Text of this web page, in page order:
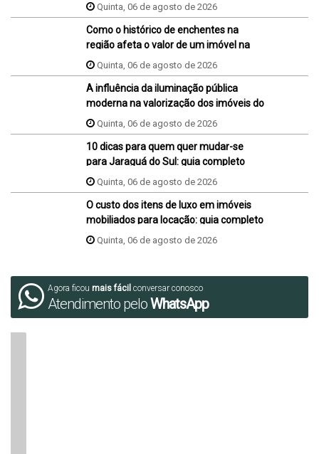
Quinta, 06 de agosto de 2026
Como o histórico de enchentes na
região afeta o valor de um imóvel na
hora da venda ou da compra?
Quinta, 06 de agosto de 2026
A influência da iluminação pública
moderna na valorização dos imóveis do
bairroQuinta, 06 de agosto de 2026
10 dicas para quem quer mudar-se
para Jaraguá do Sul: guia completo
Quinta, 06 de agosto de 2026
O custo dos itens de luxo em imóveis
mobiliados para locação: guia completo
Quinta, 06 de agosto de 2026
Agora ficou mais fácil conversar conosco
Atendimento peloWhatsApp